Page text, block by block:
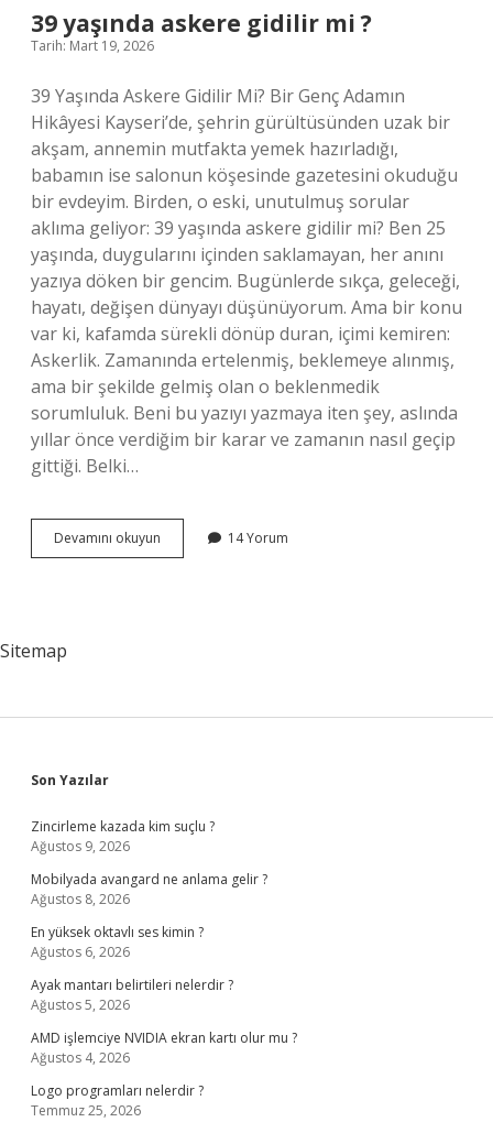
39 yaşında askere gidilir mi ?
Tarih: Mart 19, 2026
39 Yaşında Askere Gidilir Mi? Bir Genç Adamın
Hikâyesi Kayseri’de, şehrin gürültüsünden uzak bir
akşam, annemin mutfakta yemek hazırladığı,
babamın ise salonun köşesinde gazetesini okuduğu
bir evdeyim. Birden, o eski, unutulmuş sorular
aklıma geliyor: 39 yaşında askere gidilir mi? Ben 25
yaşında, duygularını içinden saklamayan, her anını
yazıya döken bir gencim. Bugünlerde sıkça, geleceği,
hayatı, değişen dünyayı düşünüyorum. Ama bir konu
var ki, kafamda sürekli dönüp duran, içimi kemiren:
Askerlik. Zamanında ertelenmiş, beklemeye alınmış,
ama bir şekilde gelmiş olan o beklenmedik
sorumluluk. Beni bu yazıyı yazmaya iten şey, aslında
yıllar önce verdiğim bir karar ve zamanın nasıl geçip
gittiği. Belki…
Devamını okuyun
yaşında
14 Yorum
Sitemap
Sidebar
Son Yazılar
Zincirleme kazada kim suçlu ?
Ağustos 9, 2026
Mobilyada avangard ne anlama gelir ?
Ağustos 8, 2026
En yüksek oktavlı ses kimin ?
Ağustos 6, 2026
Ayak mantarı belirtileri nelerdir ?
Ağustos 5, 2026
AMD işlemciye NVIDIA ekran kartı olur mu ?
Ağustos 4, 2026
Logo programları nelerdir ?
Temmuz 25, 2026